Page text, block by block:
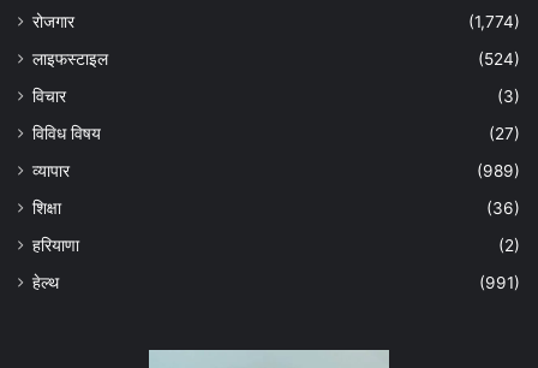
रोजगार
(1,774)
लाइफस्टाइल
(524)
विचार
(3)
विविध विषय
(27)
व्यापार
(989)
शिक्षा
(36)
हरियाणा
(2)
हेल्‍थ
(991)